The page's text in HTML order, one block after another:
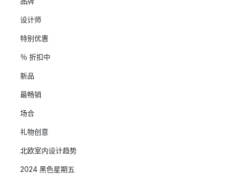
设计师
特别优惠
％ 折扣中
新品
最畅销
场合
礼物创意
北欧室内设计趋势
2024 黑色星期五